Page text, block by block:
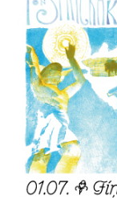
Liepājas
Liepājas
Liepājas
Liepājas
Līgo